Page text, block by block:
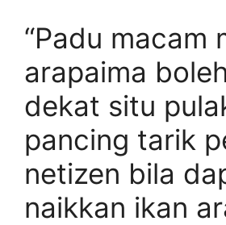
“Padu macam
arapaima
dekat situ
pancing tarik
netizen bila
naikkan ikan